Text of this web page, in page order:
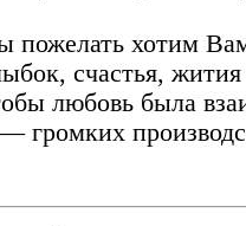
пожелать хотим
счастья, жития
любовь была
громких